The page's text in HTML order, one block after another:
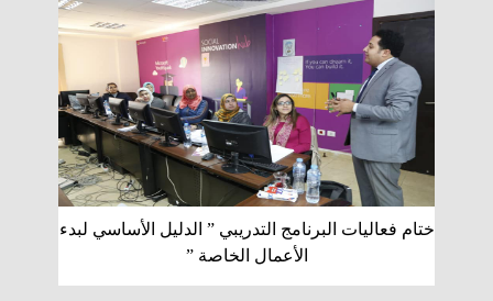
ختام فعاليات البرنامج التدريبي ” الدليل الأساسي لبدء
الأعمال الخاصة ”